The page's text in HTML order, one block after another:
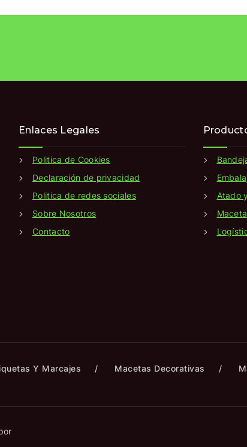
Enlaces Legales
Politica de Cookies
Declaración de privacidad
Politica de redes sociales
Sobre Nosotros
Contacto
Atado
Y Marcajes Macetas Decorativas